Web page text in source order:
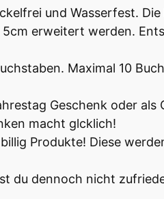
und Wasserfest.
erweitert werden.
Maximal 10
Geschenk oder
macht glcklich!
Produkte! Diese
du dennoch nicht